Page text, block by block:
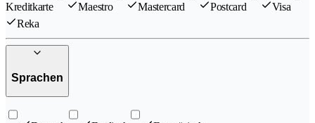
Kreditkarte Maestro Mastercard Postcard
Visa
Reka
Sprachen